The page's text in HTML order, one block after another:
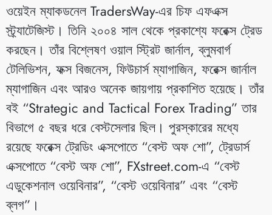
ওয়েইন ম্যাকডনেল TradersWay-এর চিফ এফএক্স
স্ট্র্যাটেজিস্ট। তিনি ২০০৪ সাল থেকে প্রকাশ্যে ফরেক্স ট্রেড
করছেন। তাঁর বিশ্লেষণ ওয়াল স্ট্রিট জার্নাল, ব্লুমবার্গ
টেলিভিশন, ফক্স বিজনেস, ফিউচার্স ম্যাগাজিন, ফরেক্স জার্নাল
ম্যাগাজিন এবং আরও অনেক জায়গায় প্রকাশিত হয়েছে। তাঁর
বই “Strategic and Tactical Forex Trading” তার
বিভাগে ৫ বছর ধরে বেস্টসেলার ছিল। পুরস্কারের মধ্যে
রয়েছে ফরেক্স ট্রেডিং এক্সপোতে “বেস্ট অফ শো”, ট্রেডার্স
এক্সপোতে “বেস্ট অফ শো”, FXstreet.com-এ “বেস্ট
এডুকেশনাল ওয়েবিনার”, “বেস্ট ওয়েবিনার” এবং “বেস্ট
ব্লগ”।